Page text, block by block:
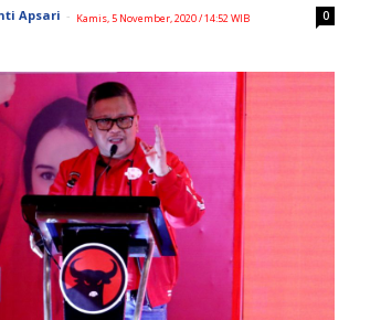
Apsari - Kamis, 5 November, 2020 / 14:52 WIB 0